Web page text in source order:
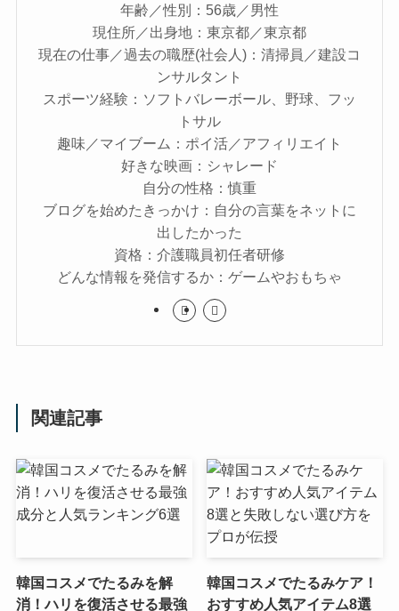
年齢／性別：56歳／男性
現住所／出身地：東京都／東京都
現在の仕事／過去の職歴(社会人)：清掃員／建設コ
ンサルタント
スポーツ経験：ソフトバレーボール、野球、フッ
トサル
趣味／マイブーム：ポイ活／アフィリエイト
好きな映画：シャレード
自分の性格：慎重
ブログを始めたきっかけ：自分の言葉をネットに
出したかった
資格：介護職員初任者研修
どんな情報を発信するか：ゲームやおもちゃ
関連記事
韓国コスメでたるみを解
消！ハリを復活させる最強
韓国コスメでたるみケア！
おすすめ人気アイテム8選